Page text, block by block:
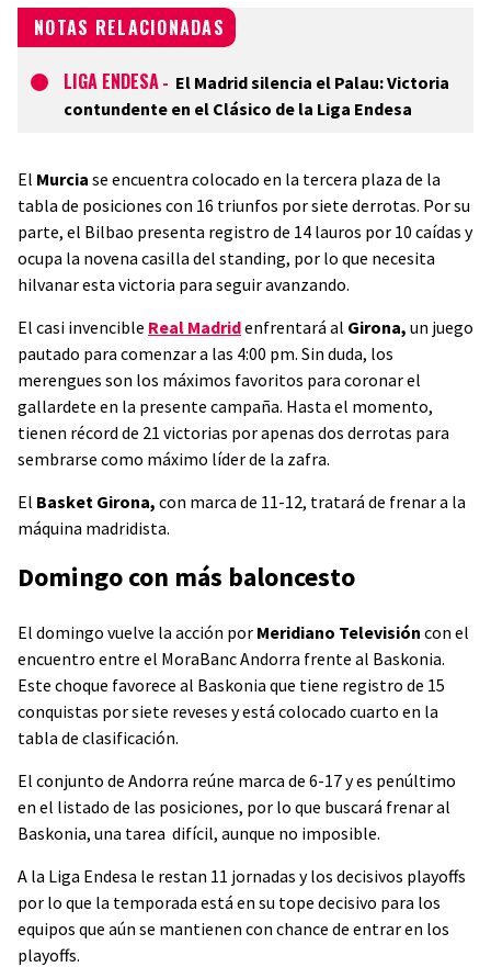
NOTAS RELACIONADAS
LIGA ENDESA - El Madrid silencia el Palau: Victoria
contundente en el Clásico de la Liga Endesa
El Murcia se encuentra colocado en la tercera plaza de la
tabla de posiciones con 16 triunfos por siete derrotas. Por su
parte, el Bilbao presenta registro de 14 lauros por 10 caídas y
ocupa la novena casilla del standing, por lo que necesita
hilvanar esta victoria para seguir avanzando.
El casi invencible Real Madridenfrentará al Girona, un juego
pautado para comenzar a las 4:00 pm. Sin duda, los
merengues son los máximos favoritos para coronar el
gallardete en la presente campaña. Hasta el momento,
tienen récord de 21 victorias por apenas dos derrotas para
sembrarse como máximo líder de la zafra.
El Basket Girona, con marca de 11-12, tratará de frenar a la
máquina madridista.
Domingo con más baloncesto
El domingo vuelve la acción por Meridiano Televisión con el
encuentro entre el MoraBanc Andorra frente al Baskonia.
Este choque favorece al Baskonia que tiene registro de 15
conquistas por siete reveses y está colocado cuarto en la
tabla de clasificación.
El conjunto de Andorra reúne marca de 6-17 y es penúltimo
en el listado de las posiciones, por lo que buscará frenar al
Baskonia, una tarea difícil, aunque no imposible.
A la Liga Endesa le restan 11 jornadas y los decisivos playoffs
por lo que la temporada está en su tope decisivo para los
equipos que aún se mantienen con chance de entrar en los
playoffs.